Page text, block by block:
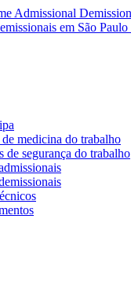
de medicina do trabalho
de segurança do trabalho